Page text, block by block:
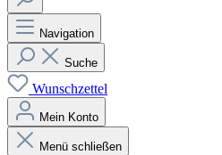
Navigation
Suche
Wunschzettel
Mein Konto
Menü schließen